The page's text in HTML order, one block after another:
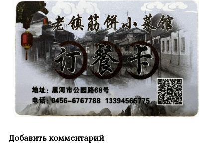
Добавить комментарий